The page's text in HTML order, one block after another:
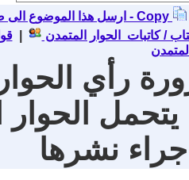
ارسل هذا الموضوع الى نسخ - Copy
/ كاتبات الحوار المتمدن |
رأي
يتحمل
جراء نشرها